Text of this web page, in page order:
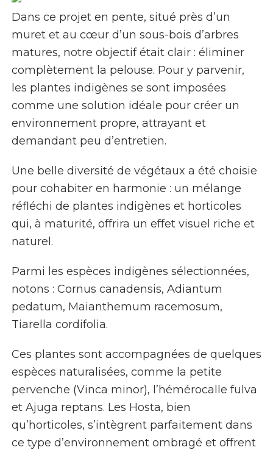
Dans ce projet en pente, situé près d’un
muret et au cœur d’un sous-bois d’arbres
matures, notre objectif était clair : éliminer
complètement la pelouse. Pour y parvenir,
les plantes indigènes se sont imposées
comme une solution idéale pour créer un
environnement propre, attrayant et
demandant peu d’entretien.
Une belle diversité de végétaux a été choisie
pour cohabiter en harmonie : un mélange
réfléchi de plantes indigènes et horticoles
qui, à maturité, offrira un effet visuel riche et
naturel.
Parmi les espèces indigènes sélectionnées,
notons : Cornus canadensis, Adiantum
pedatum, Maianthemum racemosum,
Tiarella cordifolia.
Ces plantes sont accompagnées de quelques
espèces naturalisées, comme la petite
pervenche (Vinca minor), l’hémérocalle fulva
et Ajuga reptans. Les Hosta, bien
qu’horticoles, s’intègrent parfaitement dans
ce type d’environnement ombragé et offrent